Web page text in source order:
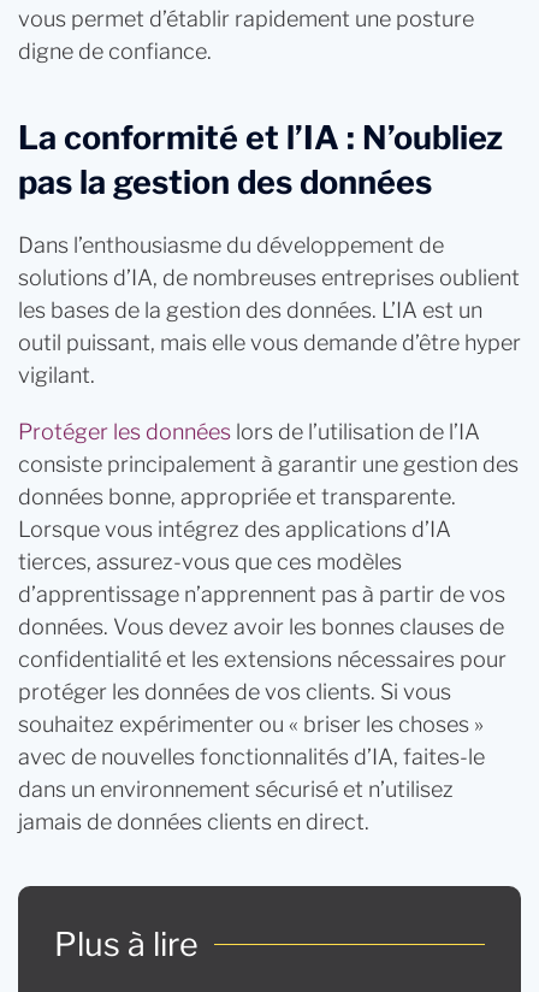
vous permet d’établir rapidement une posture
digne de confiance.
La conformité et l’IA : N’oubliez
pas la gestion des données
Dans l’enthousiasme du développement de
solutions d’IA, de nombreuses entreprises oublient
les bases de la gestion des données. L’IA est un
outil puissant, mais elle vous demande d’être hyper
vigilant.
Protéger les données lors de l’utilisation de l’IA
consiste principalement à garantir une gestion des
données bonne, appropriée et transparente.
Lorsque vous intégrez des applications d’IA
tierces, assurez-vous que ces modèles
d’apprentissage n’apprennent pas à partir de vos
données. Vous devez avoir les bonnes clauses de
confidentialité et les extensions nécessaires pour
protéger les données de vos clients. Si vous
souhaitez expérimenter ou « briser les choses »
avec de nouvelles fonctionnalités d’IA, faites-le
dans un environnement sécurisé et n’utilisez
jamais de données clients en direct.
Plus à lire